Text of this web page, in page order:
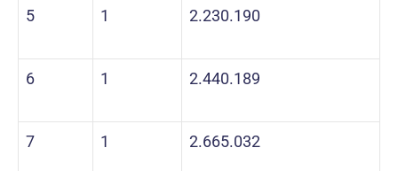
5 1 2.230.190
6 1 2.440.189
7 1 2.665.032